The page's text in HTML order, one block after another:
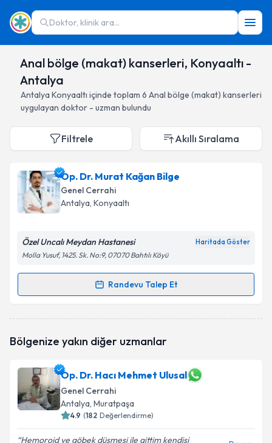
Doktor, klinik ara...
Anal bölge (makat) kanserleri, Konyaaltı -
Antalya
Antalya Konyaaltı içinde toplam 6 Anal bölge (makat) kanserleri
uygulayan doktor - uzman bulundu
Filtrele Akıllı Sıralama
Op. Dr. Murat Kağan Bilge
Genel Cerrahi
Antalya, Konyaaltı
Özel Uncalı Meydan Hastanesi Haritada Göster
Molla Yusuf, 1425. Sk. No:9, 07070 Bahtılı Köyü
Randevu Talep Et
Randevu Takvimi Talebi
talebi oluşturun. Size bu uzmandan randevu almanız
bilgilendireceğiz.
E-posta Adresiniz
Bölgenize yakın diğer uzmanlar
Op. Dr. Hacı Mehmet Ulusal
Genel Cerrahi
Antalya, Muratpaşa
4.9 (182 Değerlendirme)
Hemoroid ve göbek düşmesi ile gittim kendisi